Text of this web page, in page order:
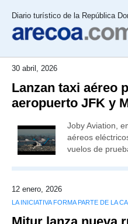
Diario turístico de la República
30 abril, 2026
Lanzan taxi aéreo
aeropuerto JFK y
Joby Aviation,
aéreos
vuelos de
12 enero, 2026
LA INICIATIVA FORMA PARTE DE LA